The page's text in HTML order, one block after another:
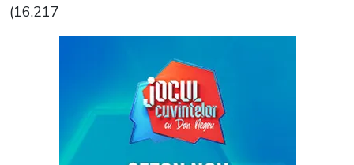
(16.217